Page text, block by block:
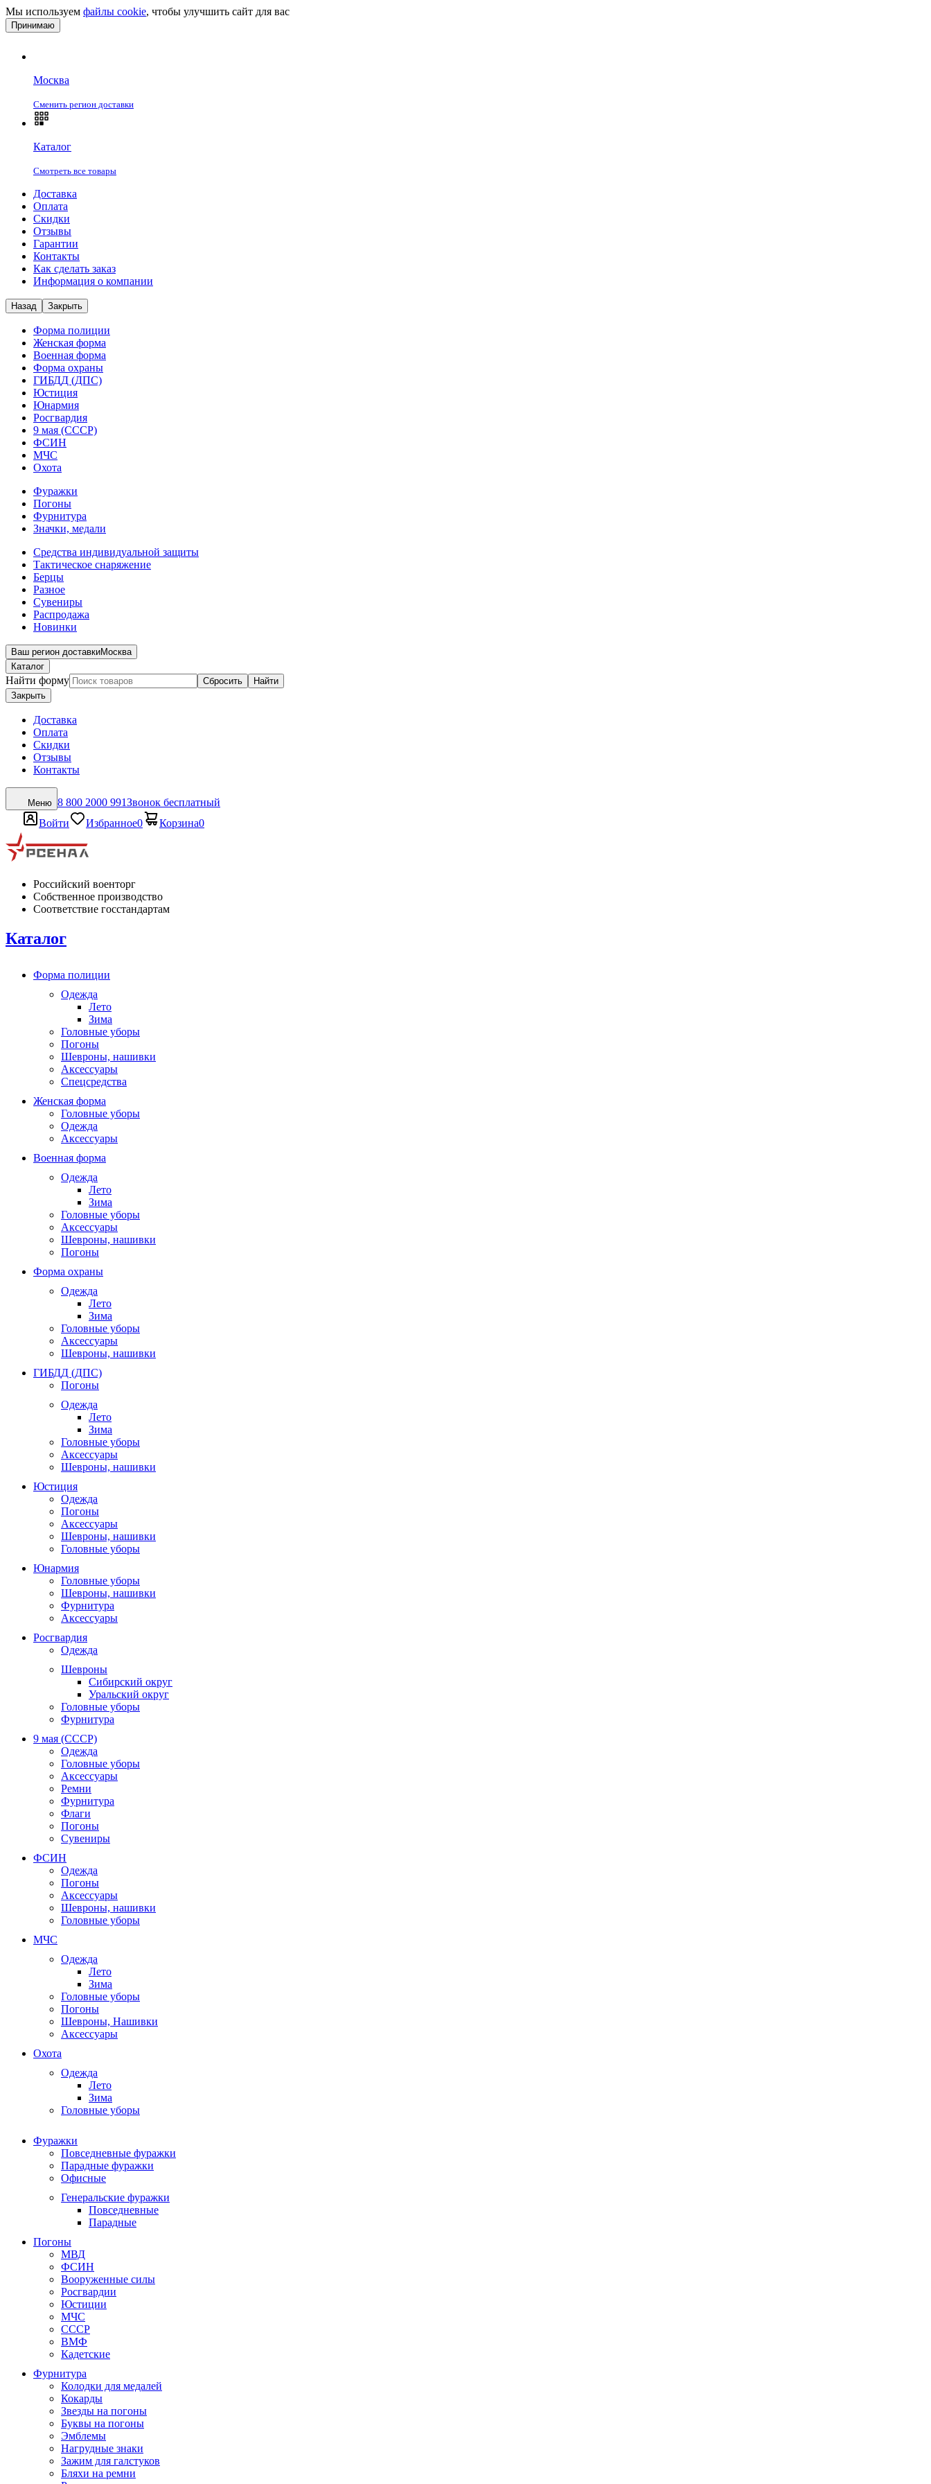
Мы используем файлы cookie, чтобы улучшить сайт для вас
Принимаю
Москва
Сменить регион доставки
Каталог
Смотреть все товары
Доставка
Оплата
Скидки
Отзывы
Гарантии
Контакты
Как сделать заказ
Информация о компании
Назад Закрыть
Форма полиции
Женская форма
Военная форма
Форма охраны
ГИБДД (ДПС)
Юстиция
Юнармия
Росгвардия
9 мая (СССР)
ФСИН
МЧС
Охота
Фуражки
Погоны
Фурнитура
Значки, медали
Средства индивидуальной защиты
Тактическое снаряжение
Берцы
Разное
Сувениры
Распродажа
Новинки
Ваш регион доставкиМосква
Каталог
Найти форму Сбросить
Найти
Закрыть
Доставка
Оплата
Скидки
Отзывы
Контакты
Меню 8 800 2000 991Звонок бесплатный
Войти
Избранное0 Корзина0
Российский военторг
Собственное производство
Соответствие госстандартам
Каталог
Форма полиции
Одежда
Лето
Зима
Головные уборы
Погоны
Шевроны, нашивки
Аксессуары
Спецсредства
Женская форма
Головные уборы
Одежда
Аксессуары
Военная форма
Одежда
Лето
Зима
Головные уборы
Аксессуары
Шевроны, нашивки
Погоны
Форма охраны
Одежда
Лето
Зима
Головные уборы
Аксессуары
Шевроны, нашивки
ГИБДД (ДПС)
Погоны
Одежда
Лето
Зима
Головные уборы
Аксессуары
Шевроны, нашивки
Юстиция
Одежда
Погоны
Аксессуары
Шевроны, нашивки
Головные уборы
Юнармия
Головные уборы
Шевроны, нашивки
Фурнитура
Аксессуары
Росгвардия
Одежда
Шевроны
Сибирский округ
Уральский округ
Головные уборы
Фурнитура
9 мая (СССР)
Одежда
Головные уборы
Аксессуары
Ремни
Фурнитура
Флаги
Погоны
Сувениры
ФСИН
Одежда
Погоны
Аксессуары
Шевроны, нашивки
Головные уборы
МЧС
Одежда
Лето
Зима
Головные уборы
Погоны
Шевроны, Нашивки
Аксессуары
Охота
Одежда
Лето
Зима
Головные уборы
Фуражки
Повседневные фуражки
Парадные фуражки
Офисные
Генеральские фуражки
Повседневные
Парадные
Погоны
МВД
ФСИН
Вооруженные силы
Росгвардии
Юстиции
МЧС
СССР
ВМФ
Кадетские
Фурнитура
Колодки для медалей
Кокарды
Звезды на погоны
Буквы на погоны
Эмблемы
Нагрудные знаки
Зажим для галстуков
Бляхи на ремни